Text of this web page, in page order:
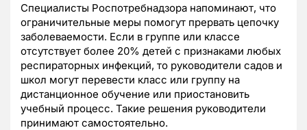
Специалисты Роспотребнадзора напоминают, что
ограничительные меры помогут прервать цепочку
заболеваемости. Если в группе или классе
отсутствует более 20% детей с признаками любых
респираторных инфекций, то руководители садов и
школ могут перевести класс или группу на
дистанционное обучение или приостановить
учебный процесс. Такие решения руководители
принимают самостоятельно.